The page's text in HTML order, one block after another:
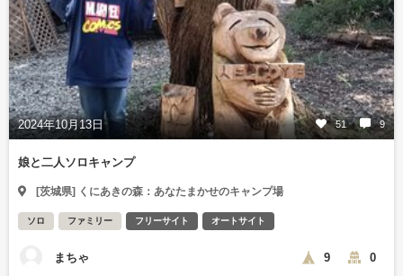
2024年10月13日 51 9
娘と二人ソロキャンプ
[茨城県] くにあきの森：あなたまかせのキャンプ場
ソロ ファミリー フリーサイト オートサイト
まちゃ 9 0